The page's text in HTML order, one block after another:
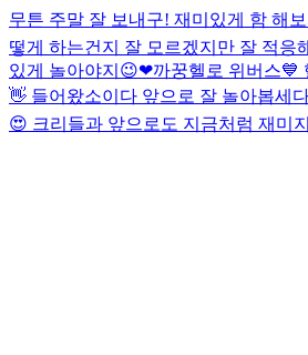
무튼 주말 잘 보내구! 재미있게 함
떻게 하는건지 잘 모르겠지만 잘 적응
있게 놀아야지😉❤까꿍헬로 위버스💙
👋 들어왔소이다 앞으로 잘 놀아봅세
😍 크리들과 앞으로도 지금처럼 재미